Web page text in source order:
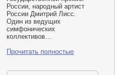
России, народный артист
России Дмитрий Лисс.
Один из ведущих
симфонических
коллективов…
Прочитать полностью
сообщение
модератору